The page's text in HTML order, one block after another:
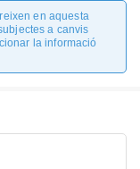
en aquesta
a canvis
la informació